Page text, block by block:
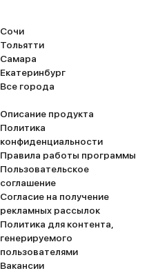
Сочи
Тольятти
Самара
Екатеринбург
Все города
Описание продукта
Политика
конфиденциальности
Правила работы программы
Пользовательское
соглашение
Согласие на получение
рекламных рассылок
Политика для контента,
генерируемого
пользователями
Вакансии